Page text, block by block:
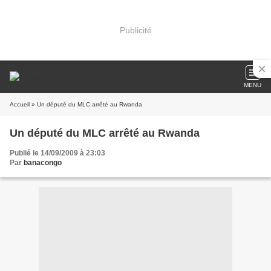
Publicité
MENU
Accueil » Un député du MLC arrêté au Rwanda
Un député du MLC arrêté au Rwanda
Publié le 14/09/2009 à 23:03
Par banacongo